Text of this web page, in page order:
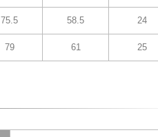
75.5 58.5 24
79 61 25